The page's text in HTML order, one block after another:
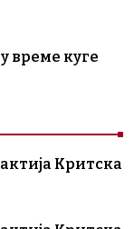
време куге
Критска